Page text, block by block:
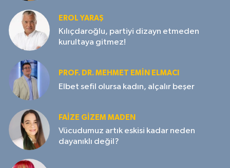
EROL YARAŞ
Kılıçdaroğlu, partiyi dizayn etmeden
kurultaya gitmez!
PROF. DR. MEHMET EMIN ELMACI
Elbet sefil olursa kadın, alçalır beşer
FAIZE GIZEM MADEN
Vücudumuz artık eskisi kadar neden
dayanıklı değil?